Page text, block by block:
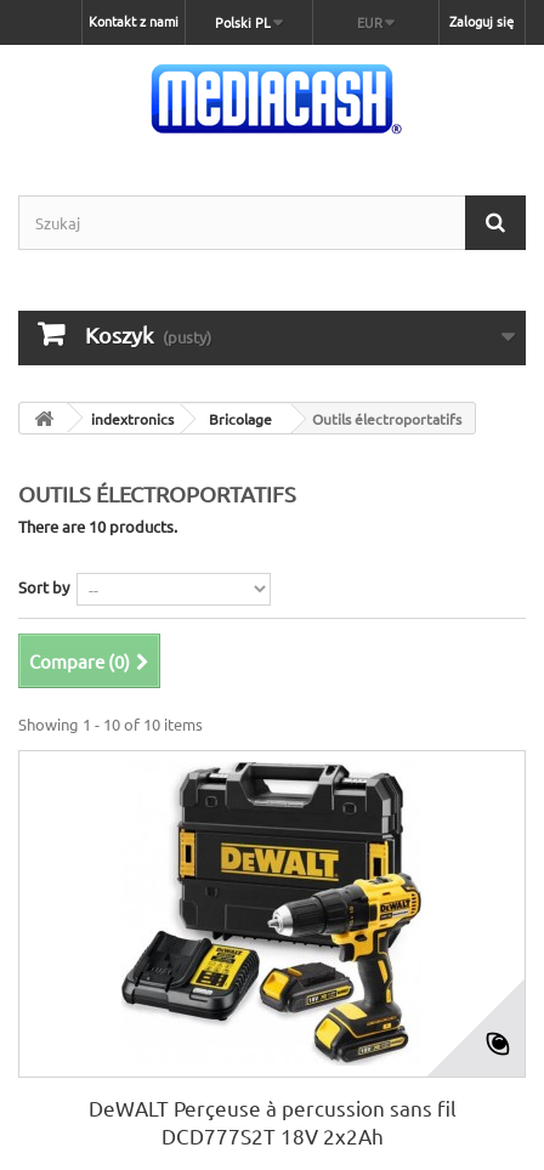
Zaloguj się
EUR
Polski PL
Kontakt z nami
Koszyk (pusty)
indextronics Bricolage Outils électroportatifs
OUTILS ÉLECTROPORTATIFS
There are 10 products.
Sort by
Compare (0)
Showing 1 - 10 of 10 items
DeWALT Perçeuse à percussion sans fil
DCD777S2T 18V 2x2Ah